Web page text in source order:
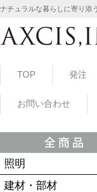
ナチュラルな暮らしに寄り添
TOP 発注
お問い合わせ
照明
建材・部材